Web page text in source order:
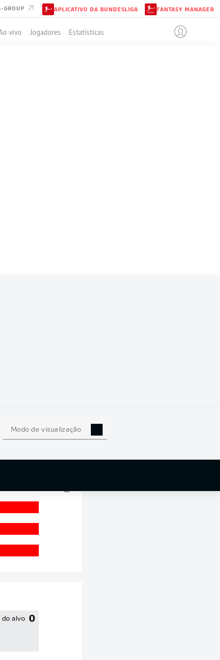
GROUP APLICATIVO DA BUNDESLIGA FANTASY MANAGER
vivo Jogadores Estatísticas
Modo de visualização
0
do alvo